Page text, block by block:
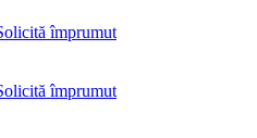
împrumut
împrumut